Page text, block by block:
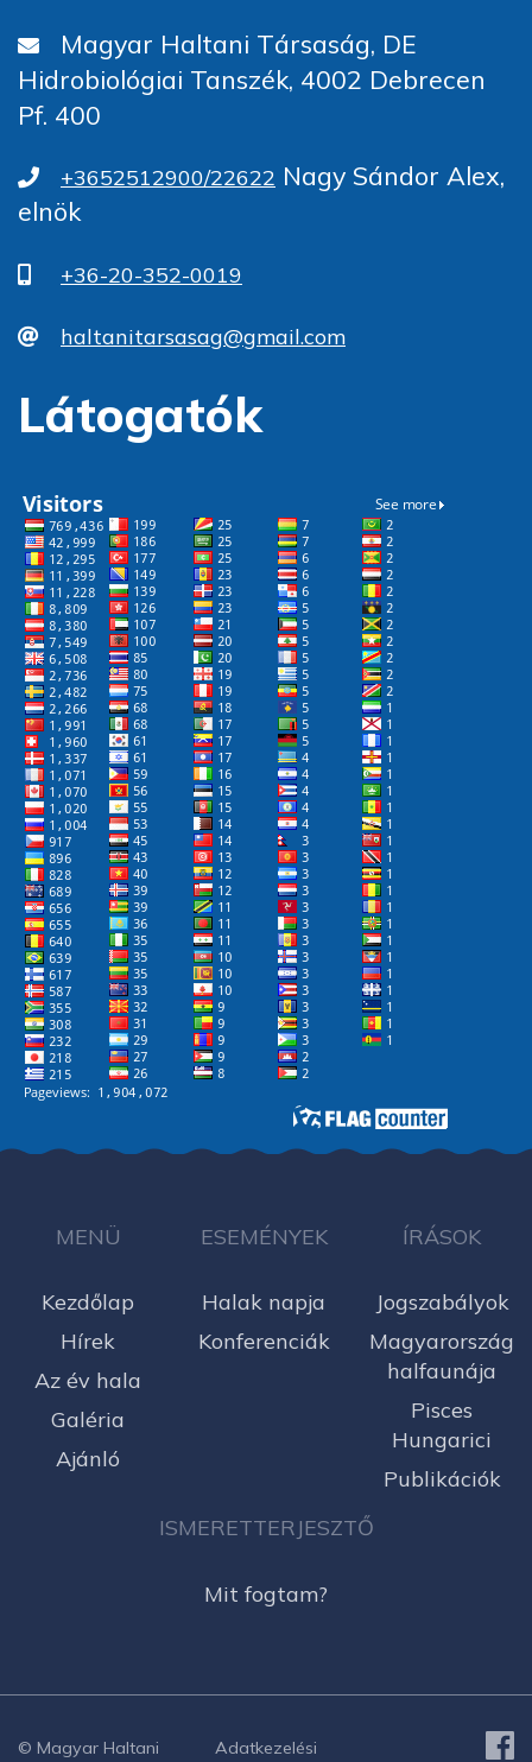
Magyar Haltani Társaság, DE
Hidrobiológiai Tanszék, 4002 Debrecen
Pf. 400
+3652512900/22622 Nagy Sándor Alex,
elnök
+36-20-352-0019
haltanitarsasag@gmail.com
Látogatók
MENÜ
Kezdőlap
Hírek
Az év hala
Galéria
Ajánló
ESEMÉNYEK
Halak napja
Konferenciák
ÍRÁSOK
Jogszabályok
Magyarország
halfaunája
Pisces
Hungarici
Publikációk
ISMERETTERJESZTŐ
Mit fogtam?
© Magyar Haltani Adatkezelési